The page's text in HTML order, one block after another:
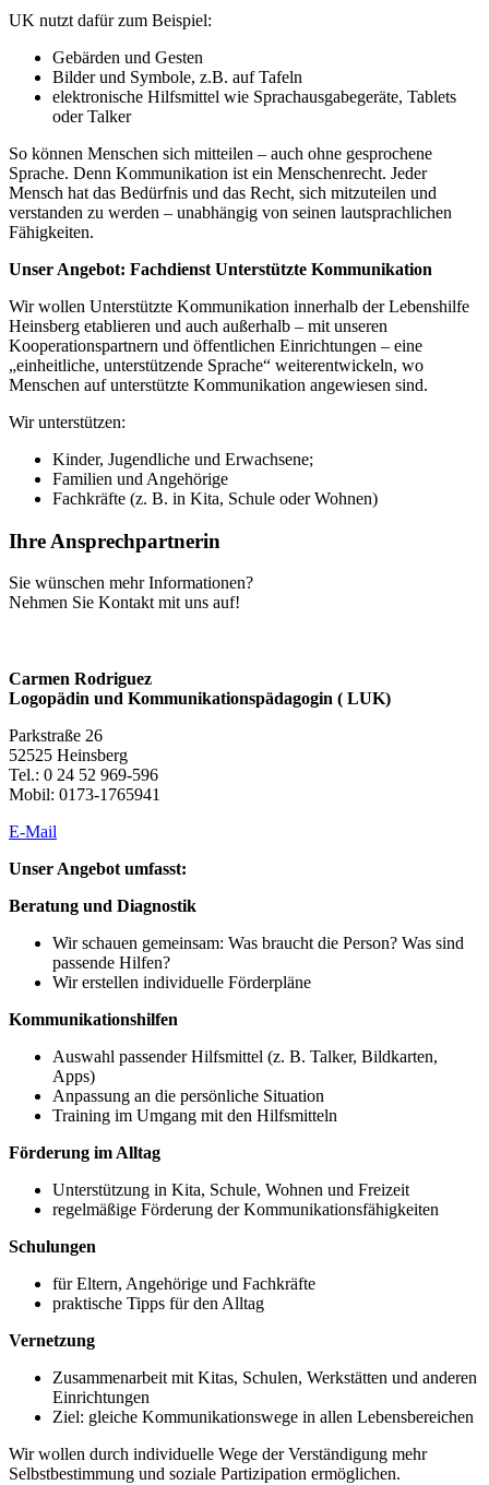
UK nutzt dafür zum Beispiel:
Gebärden und Gesten
Bilder und Symbole, z.B. auf Tafeln
elektronische Hilfsmittel wie Sprachausgabegeräte, Tablets
oder Talker
So können Menschen sich mitteilen – auch ohne gesprochene
Sprache. Denn Kommunikation ist ein Menschenrecht. Jeder
Mensch hat das Bedürfnis und das Recht, sich mitzuteilen und
verstanden zu werden – unabhängig von seinen lautsprachlichen
Fähigkeiten.
Unser Angebot: Fachdienst Unterstützte Kommunikation
Wir wollen Unterstützte Kommunikation innerhalb der Lebenshilfe
Heinsberg etablieren und auch außerhalb – mit unseren
Kooperationspartnern und öffentlichen Einrichtungen – eine
„einheitliche, unterstützende Sprache“ weiterentwickeln, wo
Menschen auf unterstützte Kommunikation angewiesen sind.
Wir unterstützen:
Kinder, Jugendliche und Erwachsene;
Familien und Angehörige
Fachkräfte (z. B. in Kita, Schule oder Wohnen)
Ihre Ansprechpartnerin
Sie wünschen mehr Informationen?
Nehmen Sie Kontakt mit uns auf!
Carmen Rodriguez
Logopädin und Kommunikationspädagogin ( LUK)
Parkstraße 26
52525 Heinsberg
Tel.: 0 24 52 969-596
Mobil: 0173-1765941
E-Mail
Unser Angebot umfasst:
Beratung und Diagnostik
Wir schauen gemeinsam: Was braucht die Person? Was sind
passende Hilfen?
Wir erstellen individuelle Förderpläne
Kommunikationshilfen
Auswahl passender Hilfsmittel (z. B. Talker, Bildkarten,
Apps)
Anpassung an die persönliche Situation
Training im Umgang mit den Hilfsmitteln
Förderung im Alltag
Unterstützung in Kita, Schule, Wohnen und Freizeit
regelmäßige Förderung der Kommunikationsfähigkeiten
Schulungen
für Eltern, Angehörige und Fachkräfte
praktische Tipps für den Alltag
Vernetzung
Zusammenarbeit mit Kitas, Schulen, Werkstätten und anderen
Einrichtungen
Ziel: gleiche Kommunikationswege in allen Lebensbereichen
Wir wollen durch individuelle Wege der Verständigung mehr
Selbstbestimmung und soziale Partizipation ermöglichen.